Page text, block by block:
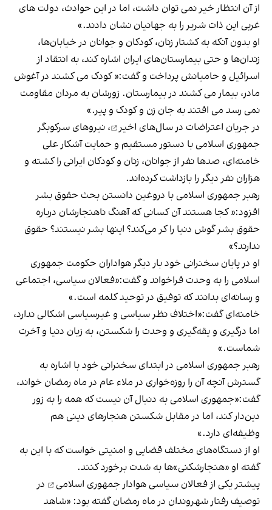
از آن انتظار خیر نمی توان داشت، اما در این حوادث، دولت های
غربی این ذات شریر را به جهانیان نشان دادند.»
او بدون آنکه به کشتار زنان، کودکان و جوانان در خیابان‌ها،
زندان‌ها و حتی بیمارستان‌های ایران اشاره کند، به انتقاد از
اسرائیل و حامیانش پرداخت و گفت:« کودک می کشند در آغوش
مادر، بیمار می کشند در بیمارستان. زورشان به مردان مقاومت
نمی رسد می افتند به جان زن و کودک و پیر.»
در جریان اعتراضات در سال‌های اخیر
، نیروهای سرکوبگر
جمهوری اسلامی با دستور مستقیم و حمایت آشکار علی
خامنه‌ای، صدها نفر از جوانان، زنان و کودکان ایرانی را کشته و
هزاران نفر دیگر را بازداشت کرده‌اند.
رهبر جمهوری اسلامی با دروغین دانستن بحث حقوق بشر
افزود:« کجا هستند آن کسانی که آهنگ ناهنجارشان درباره
حقوق بشر گوش دنیا را کر می‌کند؟ اینها بشر نیستند؟ حقوق
ندارند؟»
او در پایان سخنرانی خود بار دیگر هواداران حکومت جمهوری
اسلامی را به وحدت فراخواند و گفت:«فعالان سیاسی، اجتماعی
و رسانه‌ای بدانند که توفیق در توحید کلمه است.»
خامنه‌ای گفت:«اختلاف نظر سیاسی و غیرسیاسی اشکالی ندارد،
اما درگیری و یقه‌گیری و وحدت را شکستن، به زیان دنیا و آخرت
شماست.»
رهبر جمهوری اسلامی در ابتدای سخنرانی خود با اشاره به
گسترش آنچه آن را روزه‌خواری در ملاء عام در ماه رمضان خواند،
گفت:«جمهوری اسلامی به دنبال آن نیست که همه را به زور
دین‌دار کند، اما در مقابل شکستن هنجارهای دینی هم
وظیفه‌ای دارد.»
او از دستگاه‌های مختلف قضایی و امنیتی خواست که با این به
گفته او «هنجارشکنی‌»ها به شدت برخورد کنند.
پیشتر یکی ازفعالان سیاسی هوادار جمهوری اسلامی
در
توصیف رفتار شهروندان در ماه رمضان گفته بود: «شاهد